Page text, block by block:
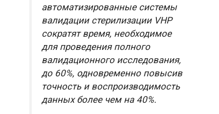
автоматизированные системы
валидации стерилизации VHP
сократят время, необходимое
для проведения полного
валидационного исследования,
до 60%, одновременно повысив
точность и воспроизводимость
данных более чем на 40%.